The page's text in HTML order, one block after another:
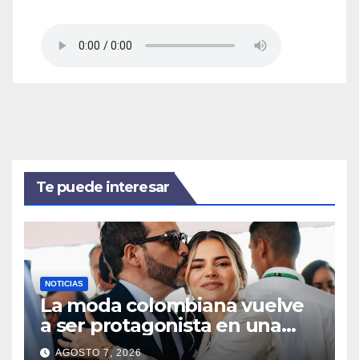
Te puede interesar
NOTICIAS
La moda colombiana vuelve
a ser protagonista en una
posesión presidencial
AGOSTO 7, 2026